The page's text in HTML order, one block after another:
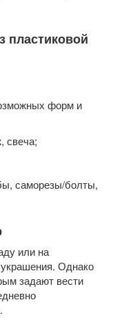
пластиковой
форм и
свеча;
саморезы/болты,
или на
Однако
задают вести